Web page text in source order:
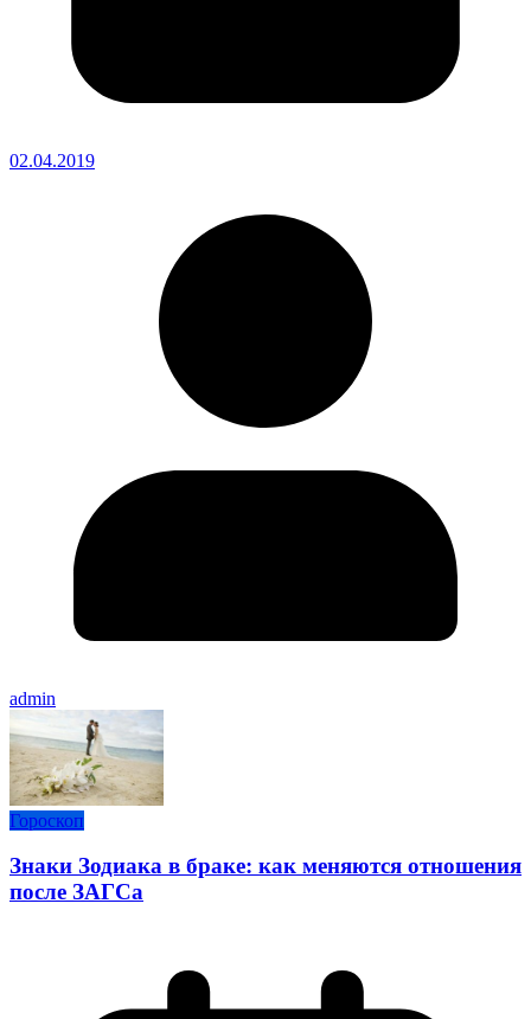
02.04.2019
admin
Гороскоп
Знаки Зодиака в браке: как меняются отношения
после ЗАГСа